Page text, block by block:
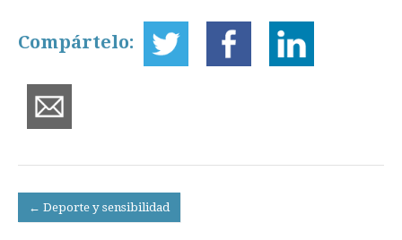
Compártelo:
Post
navigation
← Deporte y sensibilidad